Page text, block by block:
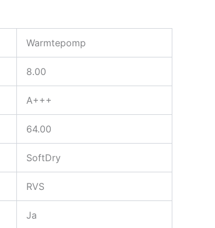
Warmtepomp
8.00
A+++
64.00
SoftDry
RVS
Ja